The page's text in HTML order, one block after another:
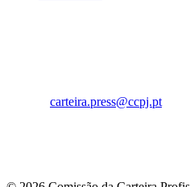
carteira.press@ccpj.pt